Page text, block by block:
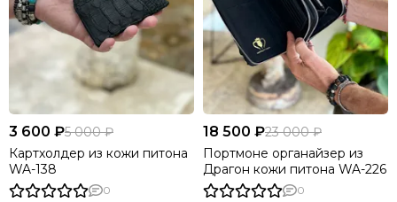
3 600 ₽5 000 ₽
Картхолдер из кожи питона
WA-138
0
18 500 ₽23 000 ₽
Портмоне органайзер из
Драгон кожи питона WA-226
0